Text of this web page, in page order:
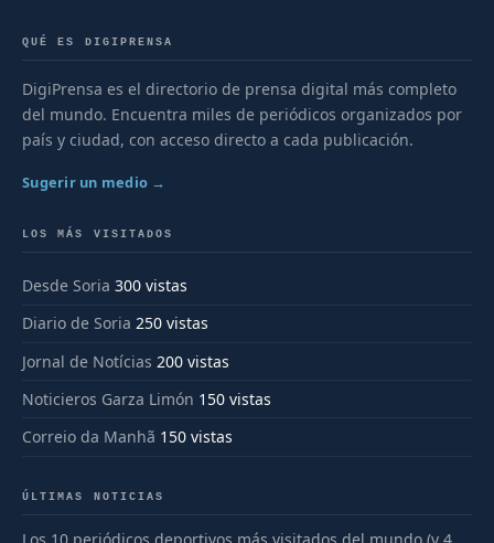
QUÉ ES DIGIPRENSA
DigiPrensa es el directorio de prensa digital más completo
del mundo. Encuentra miles de periódicos organizados por
país y ciudad, con acceso directo a cada publicación.
Sugerir un medio →
LOS MÁS VISITADOS
Desde Soria 300 vistas
Diario de Soria 250 vistas
Jornal de Notícias 200 vistas
Noticieros Garza Limón 150 vistas
Correio da Manhã 150 vistas
ÚLTIMAS NOTICIAS